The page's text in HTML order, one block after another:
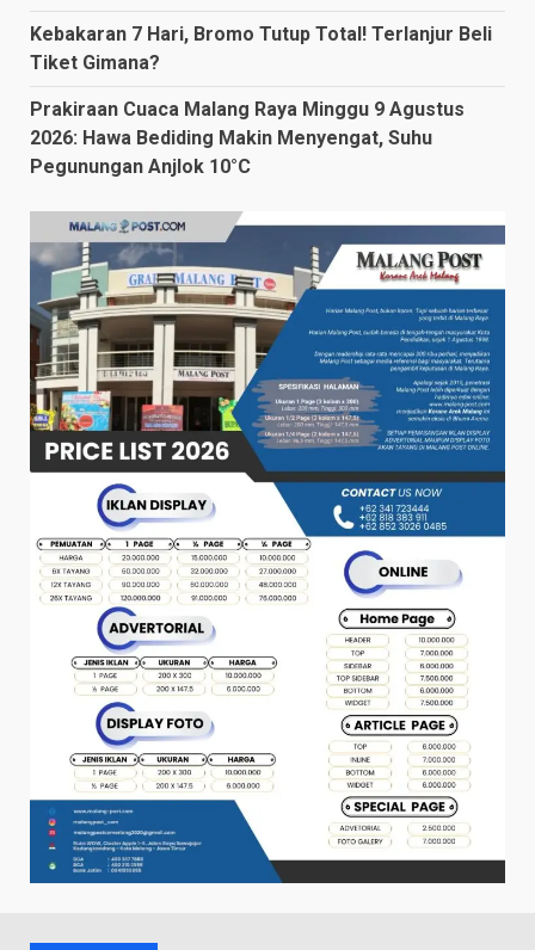
Kebakaran 7 Hari, Bromo Tutup Total! Terlanjur Beli
Tiket Gimana?
Prakiraan Cuaca Malang Raya Minggu 9 Agustus
2026: Hawa Bediding Makin Menyengat, Suhu
Pegunungan Anjlok 10°C